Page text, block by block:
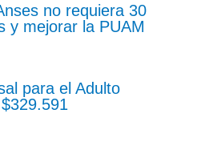
no requiera 30
y mejorar la PUAM
para el Adulto